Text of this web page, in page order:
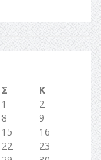
Σ
Κ
1
2
8
9
15
16
22
23